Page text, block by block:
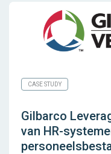
CASE STUDY
Gilbarco
van HR-